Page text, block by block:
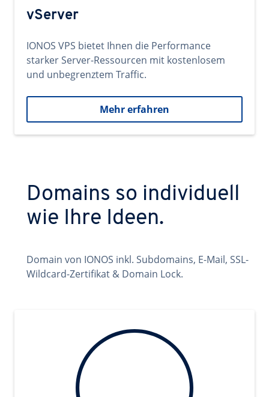
vServer
IONOS VPS bietet Ihnen die Performance
starker Server-Ressourcen mit kostenlosem
und unbegrenztem Traffic.
Mehr erfahren
Domains so individuell
wie Ihre Ideen.
Domain von IONOS inkl. Subdomains, E-Mail, SSL-
Wildcard-Zertifikat & Domain Lock.